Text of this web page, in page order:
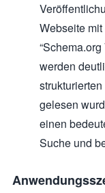
Webseite mit
werden
gelesen
einen
Suche und